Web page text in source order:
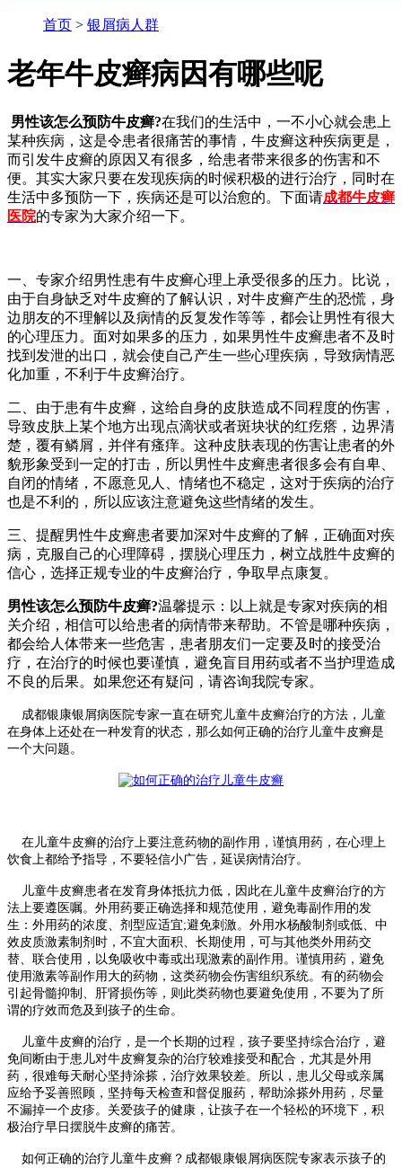
首页 > 银屑病人群
老年牛皮癣病因有哪些呢
男性该怎么预防牛皮癣?在我们的生活中，一不小心就会患上
某种疾病，这是令患者很痛苦的事情，牛皮癣这种疾病更是，
而引发牛皮癣的原因又有很多，给患者带来很多的伤害和不
便。其实大家只要在发现疾病的时候积极的进行治疗，同时在
生活中多预防一下，疾病还是可以治愈的。下面请成都牛皮癣
医院的专家为大家介绍一下。
一、专家介绍男性患有牛皮癣心理上承受很多的压力。比说，
由于自身缺乏对牛皮癣的了解认识，对牛皮癣产生的恐慌，身
边朋友的不理解以及病情的反复发作等等，都会让男性有很大
的心理压力。面对如果多的压力，如果男性牛皮癣患者不及时
找到发泄的出口，就会使自己产生一些心理疾病，导致病情恶
化加重，不利于牛皮癣治疗。
二、由于患有牛皮癣，这给自身的皮肤造成不同程度的伤害，
导致皮肤上某个地方出现点滴状或者斑块状的红疙瘩，边界清
楚，覆有鳞屑，并伴有瘙痒。这种皮肤表现的伤害让患者的外
貌形象受到一定的打击，所以男性牛皮癣患者很多会有自卑、
自闭的情绪，不愿意见人、情绪也不稳定，这对于疾病的治疗
也是不利的，所以应该注意避免这些情绪的发生。
三、提醒男性牛皮癣患者要加深对牛皮癣的了解，正确面对疾
病，克服自己的心理障碍，摆脱心理压力，树立战胜牛皮癣的
信心，选择正规专业的牛皮癣治疗，争取早点康复。
男性该怎么预防牛皮癣?温馨提示：以上就是专家对疾病的相
关介绍，相信可以给患者的病情带来帮助。不管是哪种疾病，
都会给人体带来一些危害，患者朋友们一定要及时的接受治
疗，在治疗的时候也要谨慎，避免盲目用药或者不当护理造成
不良的后果。如果您还有疑问，请咨询我院专家。
成都银康银屑病医院专家一直在研究儿童牛皮癣治疗的方法，儿童
在身体上还处在一种发育的状态，那么如何正确的治疗儿童牛皮癣是
一个大问题。
在儿童牛皮癣的治疗上要注意药物的副作用，谨慎用药，在心理上
饮食上都给予指导，不要轻信小广告，延误病情治疗。
儿童牛皮癣患者在发育身体抵抗力低，因此在儿童牛皮癣治疗的方
法上要遵医嘱。外用药要正确选择和规范使用，避免毒副作用的发
生：外用药的浓度、剂型应适宜;避免刺激。外用水杨酸制剂或低、中
效皮质激素制剂时，不宜大面积、长期使用，可与其他类外用药交
替、联合使用，以免吸收中毒或出现激素的副作用。谨慎用药，避免
使用激素等副作用大的药物，这类药物会伤害组织系统。有的药物会
引起骨髓抑制、肝肾损伤等，则此类药物也要避免使用，不要为了所
谓的疗效而危及到孩子的生命。
儿童牛皮癣的治疗，是一个长期的过程，孩子要坚持综合治疗，避
免间断由于患儿对牛皮癣复杂的治疗较难接受和配合，尤其是外用
药，很难每天耐心坚持涂搽，治疗效果较差。所以，患儿父母或亲属
应给予妥善照顾，坚持每天检查和督促服药，帮助涂搽外用药，尽量
不漏掉一个皮疹。关爱孩子的健康，让孩子在一个轻松的环境下，积
极治疗早日摆脱牛皮癣的痛苦。
如何正确的治疗儿童牛皮癣？成都银康银屑病医院专家表示孩子的